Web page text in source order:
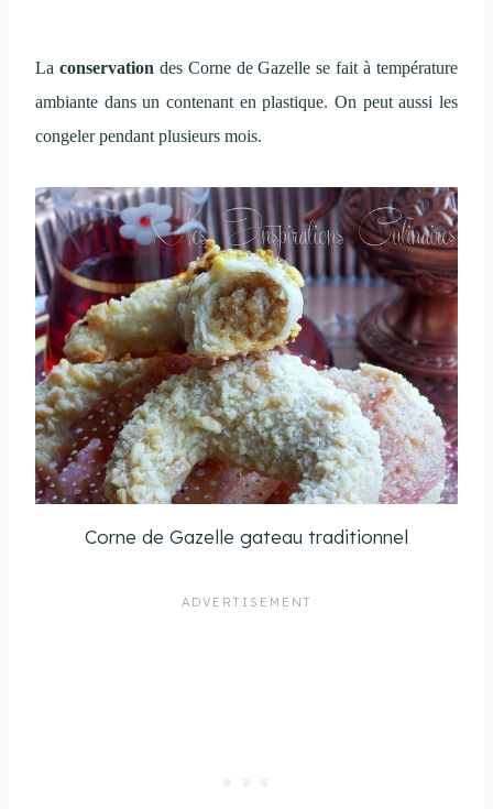
La conservation des Corne de Gazelle se fait à température
ambiante dans un contenant en plastique. On peut aussi les
congeler pendant plusieurs mois.
Corne de Gazelle gateau traditionnel